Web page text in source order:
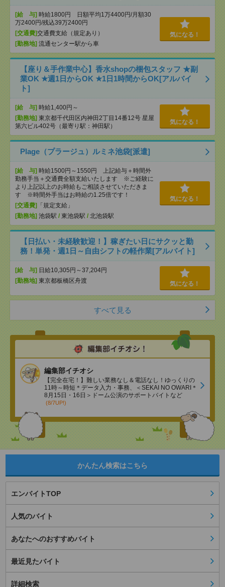
[給 与] 時給1800円 日額平均1万4400円/月額30
万2400円/残込39万2400円
[交通費]交通費支給（規定あり）
[勤務地] 流通センター駅から車
気になる！
【座り＆手作業中心】香水shopの梱包スタッフ ★副
業OK ★週1日からOK ★1日1時間からOK[アルバイ
ト]
[給 与] 時給1,400円～
[勤務地] 東京都千代田区内神田2丁目14番12号 星屋
第六ビル402号（最寄り駅：神田駅）
気になる！
Plage（プラージュ）ルミネ池袋[派遣]
[給 与] 時給1500円～1550円 上記給与＋時間外
勤務手当＋交通費全額支給いたします ※ご経験に
より上記以上のお時給もご相談させていただきま
す ※時間外手当はお時給の1.25倍です！
[交通費]
「規定支給」
[勤務地] 池袋駅 / 東池袋駅 / 北池袋駅
気になる！
【日払い・未経験歓迎！】稼ぎたい日にサクッと勤
務！単発・週1日～自由シフトの軽作業[アルバイト]
[給 与] 日給10,305円～37,204円
[勤務地] 東京都板橋区舟渡 気になる！
すべて見る
編集部イチオシ
【完全在宅！】難しい業務なし＆電話なし！ゆっくりの
11時～時短＊データ入力・事務、＜SEKAI NO OWARI＊
8月15日・16日＞ドーム公演のサポートバイトなど
(8/7UP!)
かんたん検索はこちら
エンバイトTOP
人気のバイト
あなたへのおすすめバイト
最近見たバイト
詳細検索